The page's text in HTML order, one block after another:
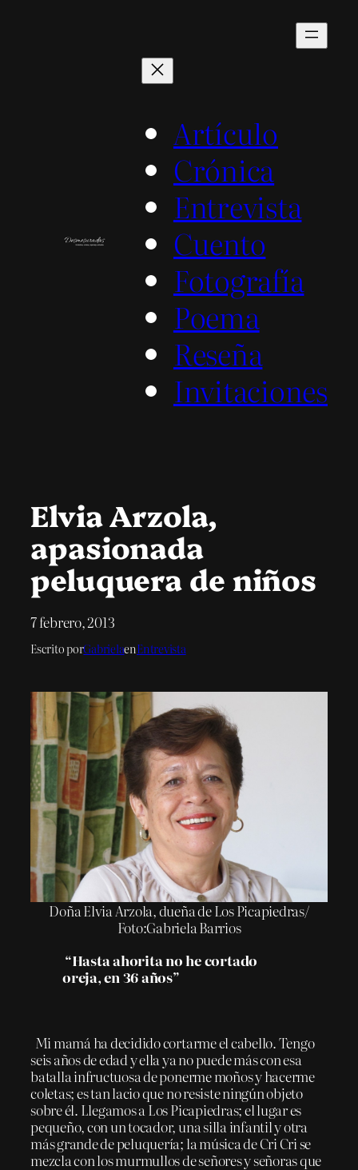
Artículo
Crónica
Entrevista
Cuento
Fotografía
Poema
Reseña
Invitaciones
Elvia Arzola,
apasionada
peluquera de niños
7 febrero, 2013
Escrito porGabrielaenEntrevista
Doña Elvia Arzola, dueña de Los Picapiedras/
Foto:Gabriela Barrios
“Hasta ahorita no he cortado
oreja, en 36 años”
Mi mamá ha decidido cortarme el cabello. Tengo
seis años de edad y ella ya no puede más con esa
batalla infructuosa de ponerme moños y hacerme
coletas; es tan lacio que no resiste ningún objeto
sobre él. Llegamos a Los Picapiedras; el lugar es
pequeño, con un tocador, una silla infantil y otra
más grande de peluquería; la música de Cri Cri se
mezcla con los murmullos de señores y señoras que